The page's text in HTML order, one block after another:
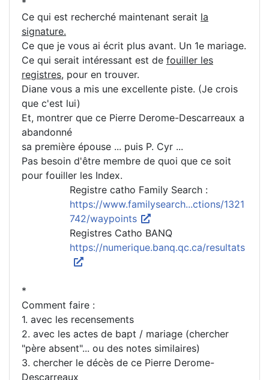
Ce qui est recherché maintenant serait la
signature.
Ce que je vous ai écrit plus avant. Un 1e mariage.
Ce qui serait intéressant est de fouiller les
registres, pour en trouver.
Diane vous a mis une excellente piste. (Je crois
que c'est lui)
Et, montrer que ce Pierre Derome-Descarreaux a
abandonné
sa première épouse ... puis P. Cyr ...
Pas besoin d'être membre de quoi que ce soit
pour fouiller les Index.
Registre catho Family Search :
https://www.familysearch...ctions/1321
742/waypoints
Registres Catho BANQ
https://numerique.banq.qc.ca/resultats
*
Comment faire :
1. avec les recensements
2. avec les actes de bapt / mariage (chercher
"père absent"... ou des notes similaires)
3. chercher le décès de ce Pierre Derome-
Descarreaux